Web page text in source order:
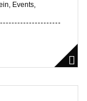
, Events,